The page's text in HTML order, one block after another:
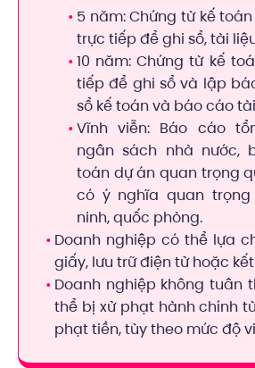
5 năm: Chứng từ kế
trực tiếp để ghi sổ, tài
10 năm: Chứng từ kế
tiếp để ghi sổ và lập
sổ kế toán và báo cáo
Vĩnh viễn: Báo cáo
ngân sách nhà nước,
toán dự án quan trọng
có ý nghĩa quan
ninh, quốc phòng.
Doanh nghiệp có thể lựa
giấy, lưu trữ điện tử hoặc
Doanh nghiệp không tuân
thể bị xử phạt hành chính
phạt tiền, tùy theo mức độ